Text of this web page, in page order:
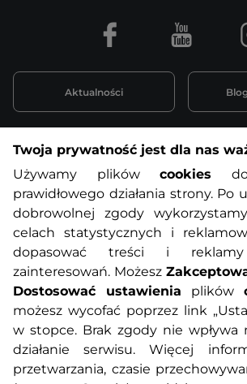
Informacje o
O nas
Polityka prywatności
Metody płatności
Usługi dodatkowe
Aktualności
Facebook Youtube
Twoja prywatność jest dla nas
Używamy plików cookies do
prawidłowego działania strony. Po
dobrowolnej zgody
celach statystycznych i
dopasować treści i
zainteresowań. Możesz
Dostosować ustawienia plików
możesz wycofać poprzez link
w stopce. Brak zgody nie wpływa
działanie serwisu. Więcej
przetwarzania, czasie